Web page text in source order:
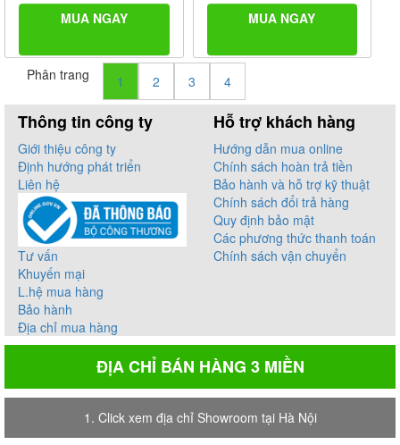
MUA NGAY
MUA NGAY
Phân trang 1 2 3 4
Thông tin công ty
Giới thiệu công ty
Định hướng phát triển
Liên hệ
Tư vấn
Khuyến mại
L.hệ mua hàng
Bảo hành
Địa chỉ mua hàng
Hỗ trợ khách hàng
Hướng dẫn mua online
Chính sách hoàn trả tiền
Bảo hành và hỗ trợ kỹ thuật
Chính sách đổi trả hàng
Quy định bảo mật
Các phương thức thanh toán
Chính sách vận chuyển
ĐỊA CHỈ BÁN HÀNG 3 MIỀN
1. Click xem địa chỉ Showroom tại Hà Nội